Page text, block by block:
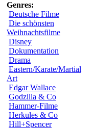
Genres:
Deutsche Filme
Die schönsten
Weihnachtsfilme
Disney
Dokumentation
Drama
Eastern/Karate/Martial
Art
Edgar Wallace
Godzilla & Co
Hammer-Filme
Herkules & Co
Hill+Spencer